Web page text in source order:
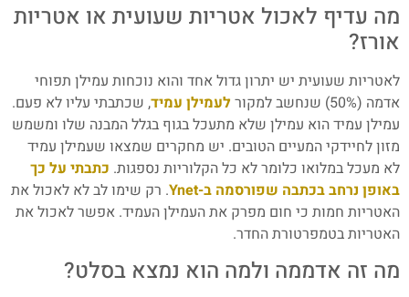
מה עדיף לאכול אטריות שעועית או אטריות
אורז?
לאטריות שעועית יש יתרון גדול אחד והוא נוכחות עמילן תפוחי
אדמה (50%) שנחשב למקור
לעמילן עמיד, שכתבתי עליו לא פעם.
עמילן עמיד הוא עמילן שלא מתעכל בגוף בגלל המבנה שלו ומשמש
מזון לחיידקי המעיים הטובים. יש מחקרים שמצאו שעמילן עמיד
לא מעכל במלואו כלומר לא כל הקלוריות נספגות. כתבתי על כך
באופן נרחב בכתבה שפורסמה ב-Ynet
. רק שימו לב לא לאכול את
האטריות חמות כי חום מפרק את העמילן העמיד. אפשר לאכול את
האטריות בטמפרטורת החדר.
מה זה אדממה ולמה הוא נמצא בסלט?